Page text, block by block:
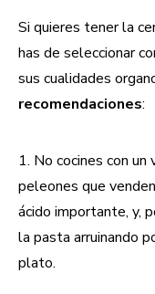
Si quieres tener la
has de seleccionar
sus cualidades
recomendaciones:
1. No cocines con
peleones que
ácido importante, y,
la pasta arruinando
plato.